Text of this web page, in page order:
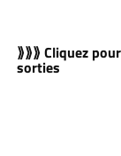
⟫⟫⟫ Cliquez
sorties